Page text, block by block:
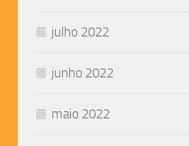
julho 2022
junho 2022
maio 2022